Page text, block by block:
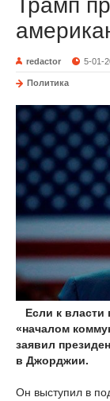
redactor 5-01-
Политика
Если к власти
«началом
заявил
в Джорджии.
Он выступил в